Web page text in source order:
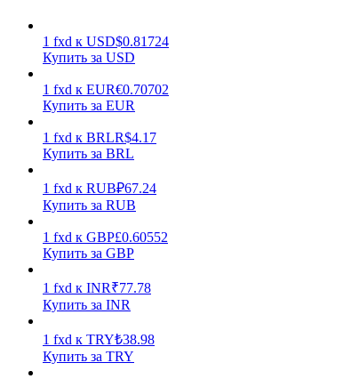
Торговые стратегии
Узнайте, как оставаться прибыльным
Заработок
1 fxd к USD$0.81724
Купить за USD
1 fxd к EUR€0.70702
Купить за EUR
1 fxd к BRLR$4.17
Купить за BRL
1 fxd к RUB₽67.24
Купить за RUB
1 fxd к GBP£0.60552
Купить за GBP
1 fxd к INR₹77.78
Купить за INR
1 fxd к TRY₺38.98
Купить за TRY